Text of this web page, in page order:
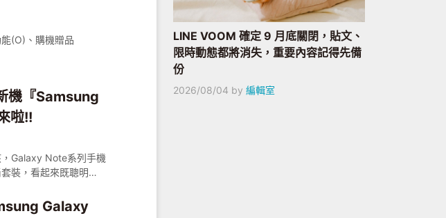
(O)、購機贈品
機『Samsung
啦!!
Galaxy Note系列手機
裝，看起來既聰明又
!!
Galaxy
LINE VOOM 確定 9 月底關閉，貼文、
限時動態都將消失，重要內容記得先備
份
2026/08/04 by 編輯室